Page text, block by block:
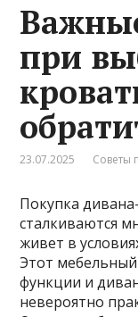
при
23.07.2025 Советы
Покупка
сталкиваются
живет в
Этот мебельный
функции и
невероятно